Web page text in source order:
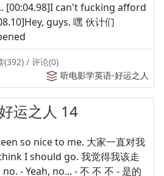
[00:04.98]I can't fucking afford
guys. 嘿 伙计们
(392) / 评论(0)
听电影学英语-好运之人
运之人 14
so nice to me. 大家一直对我
I should go. 我觉得我该走
- Yeah, no... - 不 不 不 - 是的